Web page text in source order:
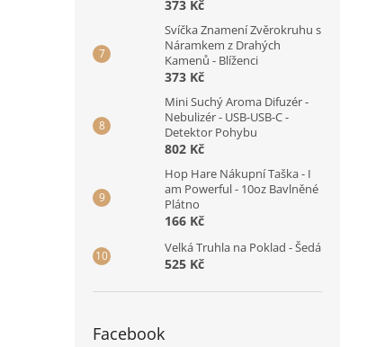
373 Kč
Svíčka Znamení Zvěrokruhu s
Náramkem z Drahých
Kamenů - Blíženci
373 Kč
Mini Suchý Aroma Difuzér -
Nebulizér - USB-USB-C -
Detektor Pohybu
802 Kč
Hop Hare Nákupní Taška - I
am Powerful - 10oz Bavlněné
Plátno
166 Kč
Velká Truhla na Poklad - Šedá
525 Kč
Facebook